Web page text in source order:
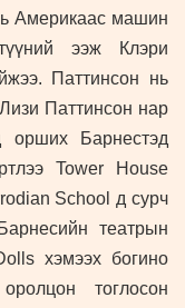
Америкаас машин
ээж Клэри
Паттинсон нь
Паттинсон нар
Барнестэд
Tower House
School д сурч
театрын
хэмээх богино
тоглосон